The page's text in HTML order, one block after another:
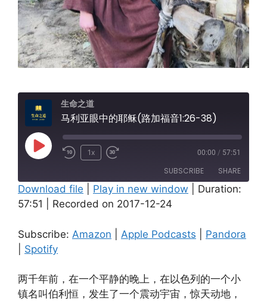
生命之道
马利亚眼中的耶稣(路加福音1:26-38)
Play
1x 00:00 / 57:51
SUBSCRIBE SHARE
Amazon Apple Podcasts
RSS FEED
SHARE
LINK
EMBED
Download file Play in new window
Duration:
57:51
Recorded on 2017-12-24
Subscribe: Amazon Apple Podcasts
Pandora
Spotify
两千年前，在一个平静的晚上，在以色列的一个小
镇名叫伯利恒，发生了一个震动宇宙，惊天动地，